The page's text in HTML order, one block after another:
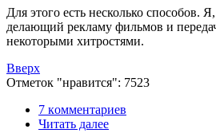
Для этого есть несколько способов.
делающий рекламу фильмов и
некоторыми хитростями.
Вверх
Отметок "нравится": 7523
7 кoммeнтаpиев
Читать далее